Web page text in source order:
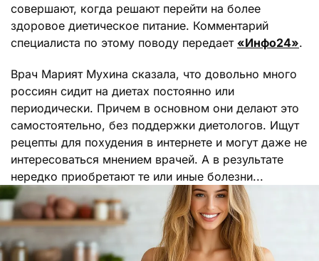
совершают, когда решают перейти на более
здоровое диетическое питание. Комментарий
специалиста по этому поводу передает «Инфо24».
Врач Марият Мухина сказала, что довольно много
россиян сидит на диетах постоянно или
периодически. Причем в основном они делают это
самостоятельно, без поддержки диетологов. Ищут
рецепты для похудения в интернете и могут даже не
интересоваться мнением врачей. А в результате
нередко приобретают те или иные болезни...